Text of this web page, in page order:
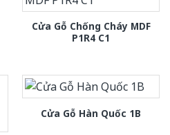
Cửa Gỗ Chống Cháy MDF
P1R4 C1
Cửa Gỗ Hàn Quốc 1B